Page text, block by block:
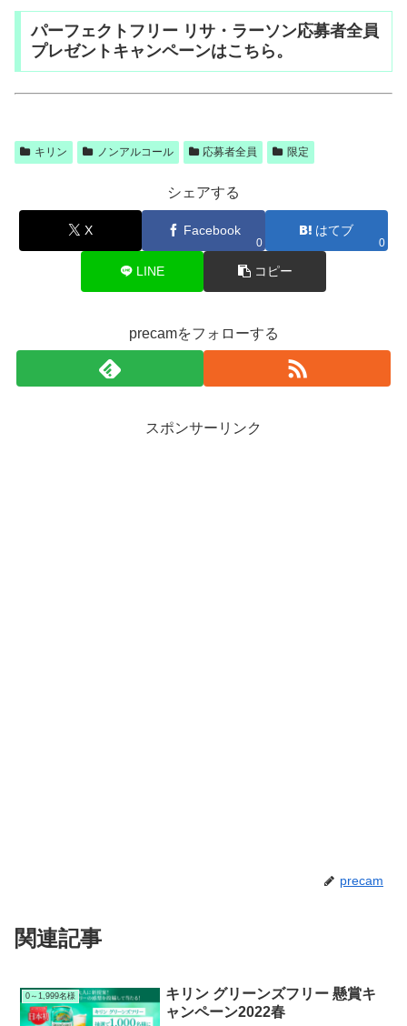
パーフェクトフリー リサ・ラーソン応募者全員
プレゼントキャンペーンはこちら。
キリン ノンアルコール 応募者全員 限定
シェアする
X Facebook
0
はてブ
0
LINE コピー
precamをフォローする
スポンサーリンク
precam
関連記事
0～1,999名様
キリン グリーンズフリー 懸賞キ
ャンペーン2022春